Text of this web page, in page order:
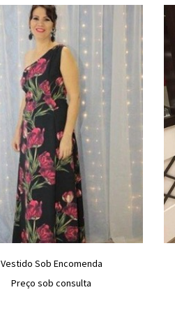
Vestido Sob Encomenda
Preço sob consulta